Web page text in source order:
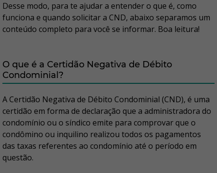
Desse modo, para te ajudar a entender o que é, como
funciona e quando solicitar a CND, abaixo separamos um
conteúdo completo para você se informar. Boa leitura!
O que é a Certidão Negativa de Débito
Condominial?
A Certidão Negativa de Débito Condominial (CND), é uma
certidão em forma de declaração que a administradora do
condomínio ou o síndico emite para comprovar que o
condômino ou inquilino realizou todos os pagamentos
das taxas referentes ao condomínio até o período em
questão.